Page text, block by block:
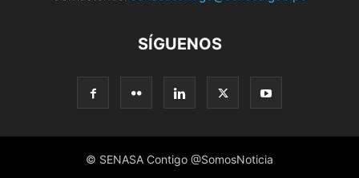
SÍGUENOS
© SENASA Contigo @SomosNoticia